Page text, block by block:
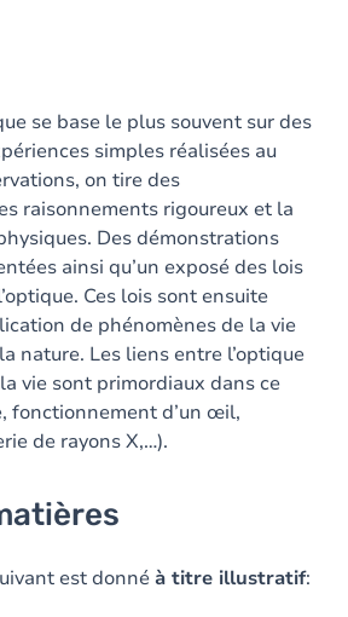
se base le plus souvent sur des
simples réalisées au
on tire des
raisonnements rigoureux et la
Des démonstrations
ainsi qu’un exposé des lois
Ces lois sont ensuite
de phénomènes de la vie
nature. Les liens entre l’optique
vie sont primordiaux dans ce
fonctionnement d’un œil,
de rayons X,…).
est donnéà titre illustratif: